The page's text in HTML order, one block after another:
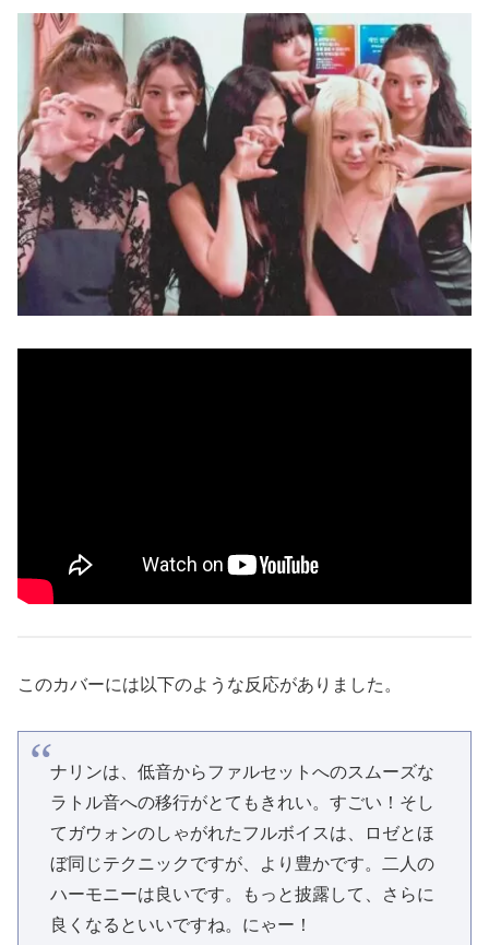
このカバーには以下のような反応がありました。
ナリンは、低音からファルセットへのスムーズな
ラトル音への移行がとてもきれい。すごい！そし
てガウォンのしゃがれたフルボイスは、ロゼとほ
ぼ同じテクニックですが、より豊かです。二人の
ハーモニーは良いです。もっと披露して、さらに
良くなるといいですね。にゃー！